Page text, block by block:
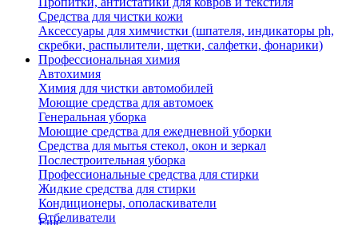
Средства для чистки кожи
Аксессуары для химчистки (шпателя, индикаторы ph,
скребки, распылители, щетки, салфетки, фонарики)
Профессиональная химия
Автохимия
Химия для чистки автомобилей
Моющие средства для автомоек
Генеральная уборка
Моющие средства для ежедневной уборки
Средства для мытья стекол, окон и зеркал
Послестроительная уборка
Профессиональные средства для стирки
Жидкие средства для стирки
Кондиционеры, ополаскиватели
Отбеливатели
Еще